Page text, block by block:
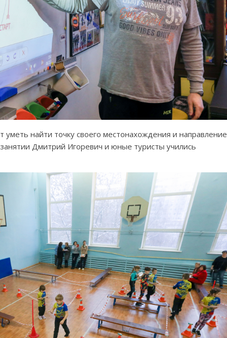
уметь найти точку своего местонахождения и направление
Дмитрий Игоревич и юные туристы учились